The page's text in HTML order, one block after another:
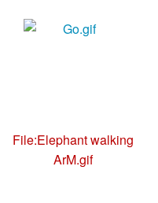
File:Elephant walking
ArM.gif